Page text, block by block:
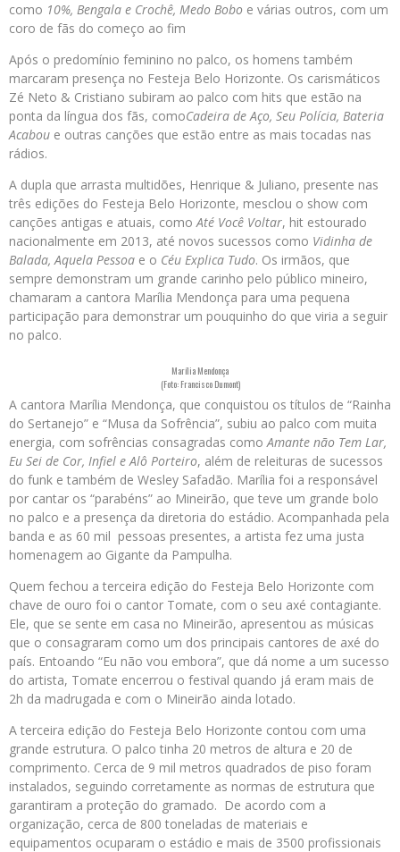
como 10%, Bengala e Crochê, Medo Bobo e várias outros, com um
coro de fãs do começo ao fim
Após o predomínio feminino no palco, os homens também
marcaram presença no Festeja Belo Horizonte. Os carismáticos
Zé Neto & Cristiano subiram ao palco com hits que estão na
ponta da língua dos fãs, comoCadeira de Aço, Seu Polícia, Bateria
Acabou e outras canções que estão entre as mais tocadas nas
rádios.
A dupla que arrasta multidões, Henrique & Juliano, presente nas
três edições do Festeja Belo Horizonte, mesclou o show com
canções antigas e atuais, comoAté Você Voltar, hit estourado
nacionalmente em 2013, até novos sucessos como Vidinha de
Balada, Aquela Pessoa e o Céu Explica Tudo. Os irmãos, que
sempre demonstram um grande carinho pelo público mineiro,
chamaram a cantora Marília Mendonça para uma pequena
participação para demonstrar um pouquinho do que viria a seguir
no palco.
Marília Mendonça
(Foto: Francisco Dumont)
A cantora Marília Mendonça, que conquistou os títulos de “Rainha
do Sertanejo” e “Musa da Sofrência”, subiu ao palco com muita
energia, com sofrências consagradas comoAmante não Tem Lar,
Eu Sei de Cor, Infiel e Alô Porteiro, além de releituras de sucessos
do funk e também de Wesley Safadão. Marília foi a responsável
por cantar os “parabéns” ao Mineirão, que teve um grande bolo
no palco e a presença da diretoria do estádio. Acompanhada pela
banda e as 60 mil pessoas presentes, a artista fez uma justa
homenagem ao Gigante da Pampulha.
Quem fechou a terceira edição do Festeja Belo Horizonte com
chave de ouro foi o cantor Tomate, com o seu axé contagiante.
Ele, que se sente em casa no Mineirão, apresentou as músicas
que o consagraram como um dos principais cantores de axé do
país. Entoando “Eu não vou embora”, que dá nome a um sucesso
do artista, Tomate encerrou o festival quando já eram mais de
2h da madrugada e com o Mineirão ainda lotado.
A terceira edição do Festeja Belo Horizonte contou com uma
grande estrutura. O palco tinha 20 metros de altura e 20 de
comprimento. Cerca de 9 mil metros quadrados de piso foram
instalados, seguindo corretamente as normas de estrutura que
garantiram a proteção do gramado. De acordo com a
organização, cerca de 800 toneladas de materiais e
equipamentos ocuparam o estádio e mais de 3500 profissionais